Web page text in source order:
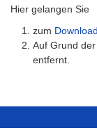
Hier gelangen Sie
zum
Auf Grund
entfernt.